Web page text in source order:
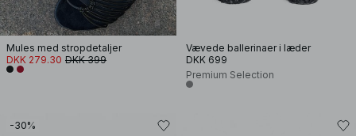
Mules med stropdetaljer
DKK 279.30 DKK 399
Vævede ballerinaer i læder
DKK 699
Premium Selection
-30%